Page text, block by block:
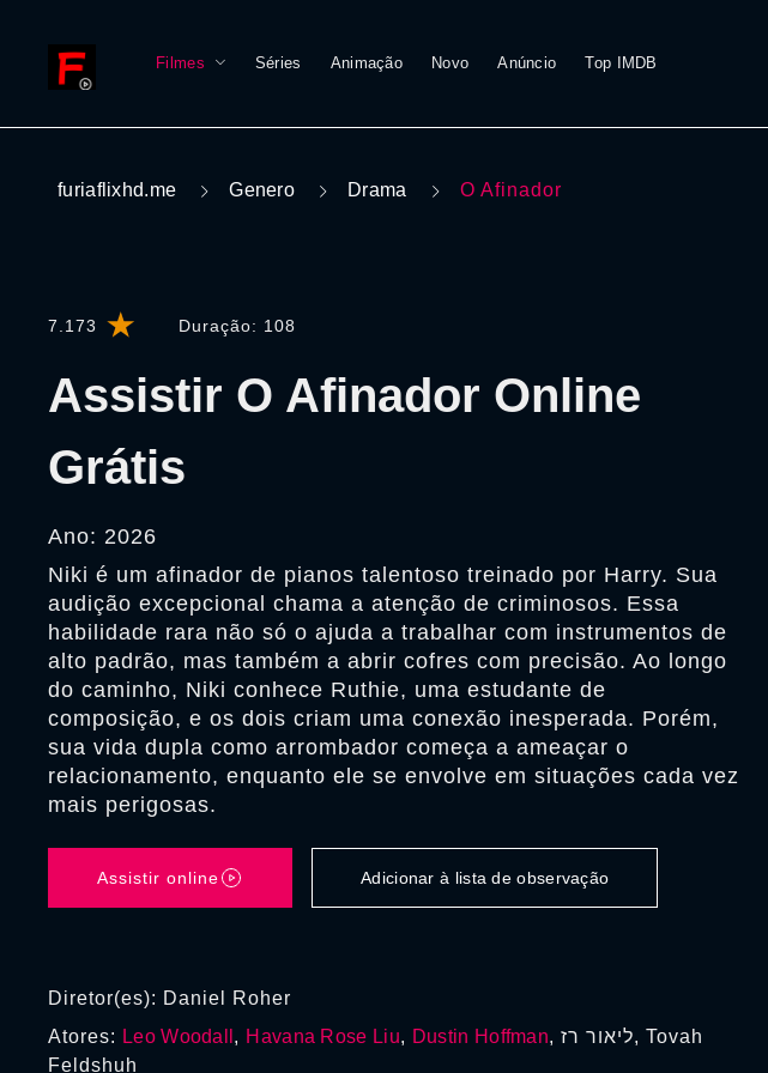
Filmes Séries Animação Novo Anúncio Top IMDB
furiaflixhd.me Genero Drama O Afinador
7.173 Duração: 108
Assistir O Afinador Online
Grátis
Ano: 2026
Niki é um afinador de pianos talentoso treinado por Harry. Sua
audição excepcional chama a atenção de criminosos. Essa
habilidade rara não só o ajuda a trabalhar com instrumentos de
alto padrão, mas também a abrir cofres com precisão. Ao longo
do caminho, Niki conhece Ruthie, uma estudante de
composição, e os dois criam uma conexão inesperada. Porém,
sua vida dupla como arrombador começa a ameaçar o
relacionamento, enquanto ele se envolve em situações cada vez
mais perigosas.
Assistir online Adicionar à lista de observação
Diretor(es): Daniel Roher
Atores: Leo Woodall , Havana Rose Liu, Dustin Hoffman, ליאור רז, Tovah
Feldshuh